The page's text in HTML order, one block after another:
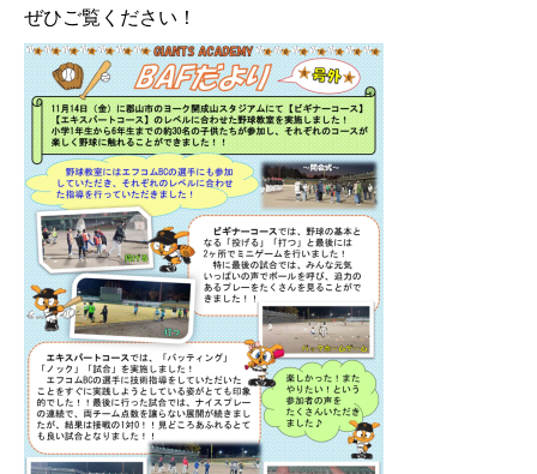
ぜひご覧ください！